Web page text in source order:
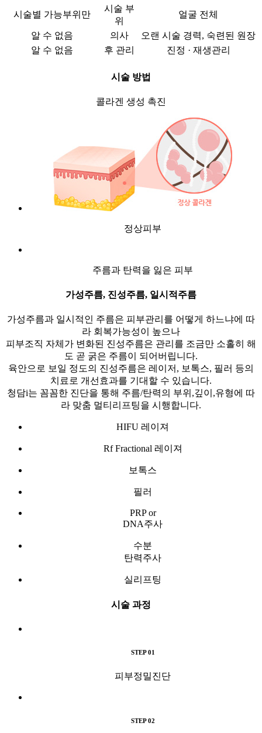
시술별 가능부위만
시술 부
위
얼굴 전체
알 수 없음 의사
오랜 시술 경력, 숙련된 원장
알 수 없음
후 관리 진정 · 재생관리
시술 방법
콜라겐 생성 촉진
정상피부
주름과 탄력을 잃은 피부
가성주름, 진성주름, 일시적주름
가성주름과 일시적인 주름은 피부관리를 어떻게 하느냐에 따
라 회복가능성이 높으나
피부조직 자체가 변화된 진성주름은 관리를 조금만 소홀히 해
도 곧 굵은 주름이 되어버립니다.
육안으로 보일 정도의 진성주름은 레이저, 보톡스, 필러 등의
치료로 개선효과를 기대할 수 있습니다.
청담i는 꼼꼼한 진단을 통해 주름/탄력의 부위,깊이,유형에 따
라 맞춤 멀티리프팅을 시행합니다.
HIFU 레이져
Rf Fractional 레이져
보톡스
필러
PRP or
DNA주사
수분
탄력주사
실리프팅
시술 과정
STEP 01
피부정밀진단
STEP 02